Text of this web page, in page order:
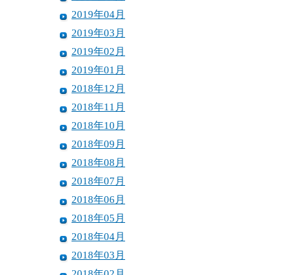
2019年04月
2019年03月
2019年02月
2019年01月
2018年12月
2018年11月
2018年10月
2018年09月
2018年08月
2018年07月
2018年06月
2018年05月
2018年04月
2018年03月